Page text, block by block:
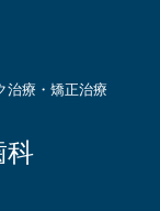
治療・矯正治療
科